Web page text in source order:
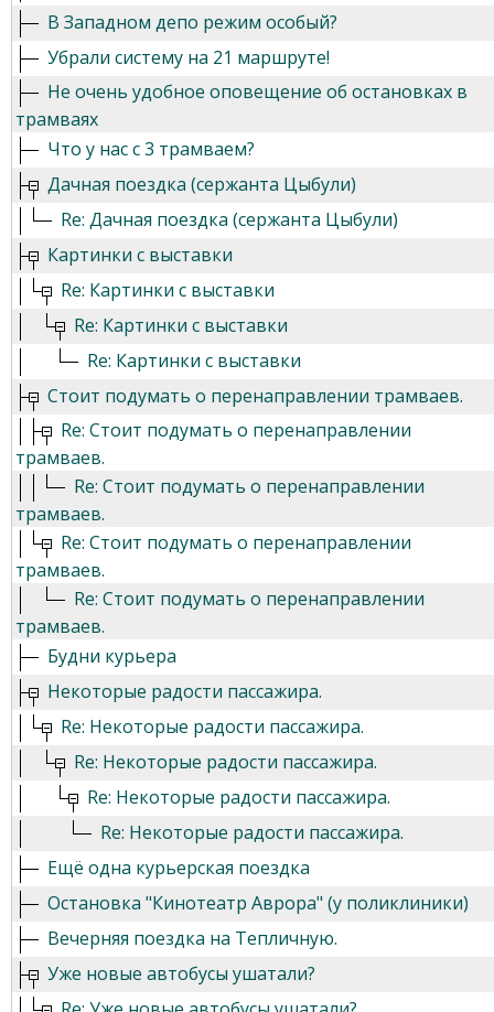
В Западном депо режим особый?
Убрали систему на 21 маршруте!
Не очень удобное оповещение об остановках в
трамваях
Что у нас с 3 трамваем?
Дачная поездка (сержанта Цыбули)
Re: Дачная поездка (сержанта Цыбули)
Картинки с выставки
Re: Картинки с выставки
Re: Картинки с выставки
Re: Картинки с выставки
Стоит подумать о перенаправлении трамваев.
Re: Стоит подумать о перенаправлении
трамваев.
Re: Стоит подумать о перенаправлении
трамваев.
Re: Стоит подумать о перенаправлении
трамваев.
Re: Стоит подумать о перенаправлении
трамваев.
Будни курьера
Некоторые радости пассажира.
Re: Некоторые радости пассажира.
Re: Некоторые радости пассажира.
Re: Некоторые радости пассажира.
Re: Некоторые радости пассажира.
Ещё одна курьерская поездка
Остановка "Кинотеатр Аврора" (у поликлиники)
Вечерняя поездка на Тепличную.
Уже новые автобусы ушатали?